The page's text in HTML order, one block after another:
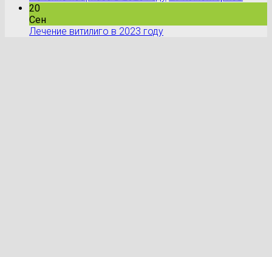
20
Сен
Лечение витилиго в 2023 году